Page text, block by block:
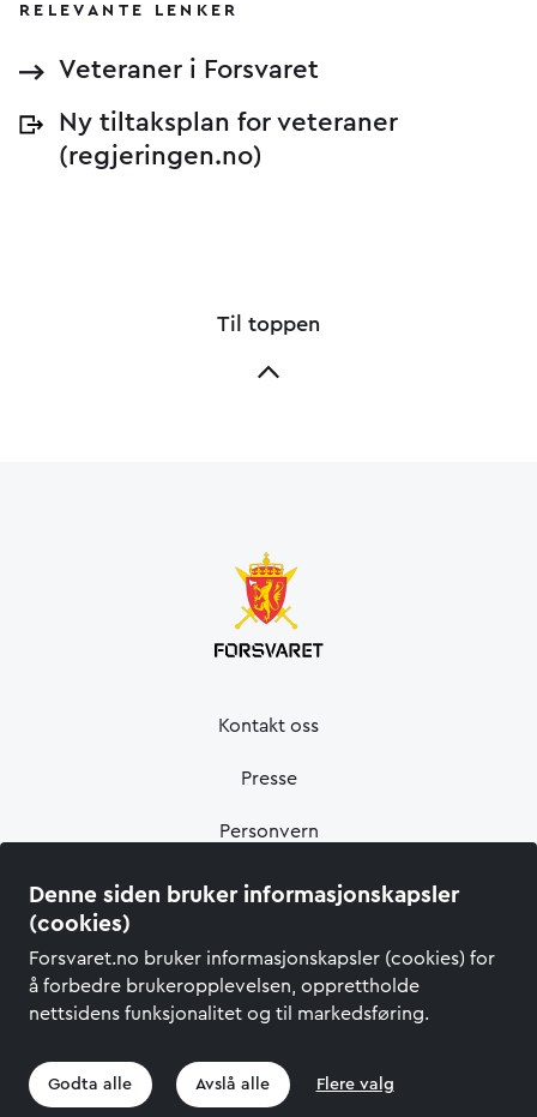
Denne siden bruker informasjonskapsler
(cookies)
Forsvaret.no bruker informasjonskapsler (cookies) for
å forbedre brukeropplevelsen, opprettholde
nettsidens funksjonalitet og til markedsføring.
Godta alle Avslå alle Flere valg
RELEVANTE LENKER
Veteraner i Forsvaret
Ny tiltaksplan for veteraner
(regjeringen.no)
Til toppen
Kontakt oss
Presse
Personvern
Informasjonskapsler